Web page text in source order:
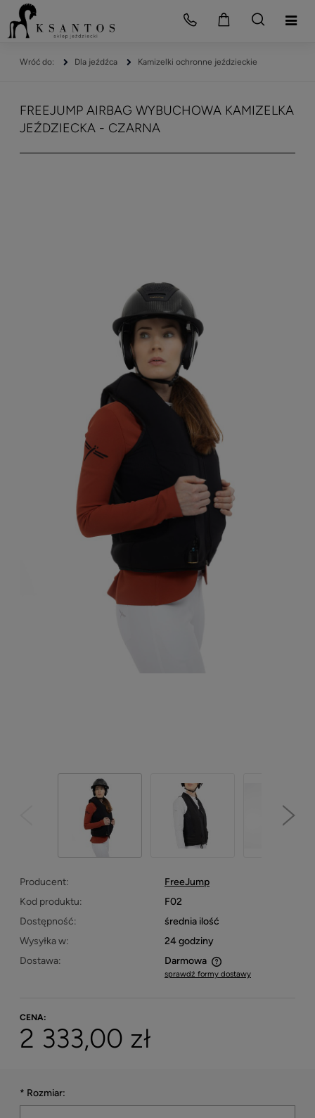
Dla jeźdźca Kamizelki ochronne jeździeckie
FREEJUMP AIRBAG WYBUCHOWA KAMIZELKA
JEŹDZIECKA - CZARNA
Producent:
FreeJump
Kod produktu:
F02
Dostępność:
średnia ilość
Wysyłka w:
24 godziny
Dostawa:
Darmowa
Cena nie zawiera ewentualnych kosztów płatności
sprawdź formy dostawy
CENA:
2 333,00 zł
* Rozmiar: